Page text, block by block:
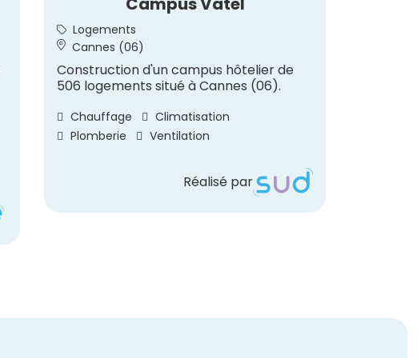
Logements
Cannes (06)
Construction d'un campus hôtelier de
506 logements situé à Cannes (06).
Chauffage
Climatisation
Plomberie
Ventilation
Réalisé par